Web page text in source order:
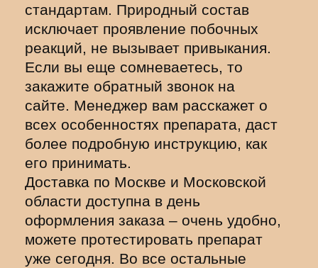
стандартам. Природный состав
исключает проявление побочных
реакций, не вызывает привыкания.
Если вы еще сомневаетесь, то
закажите обратный звонок на
сайте. Менеджер вам расскажет о
всех особенностях препарата, даст
более подробную инструкцию, как
его принимать.
Доставка по Москве и Московской
области доступна в день
оформления заказа – очень удобно,
можете протестировать препарат
уже сегодня. Во все остальные